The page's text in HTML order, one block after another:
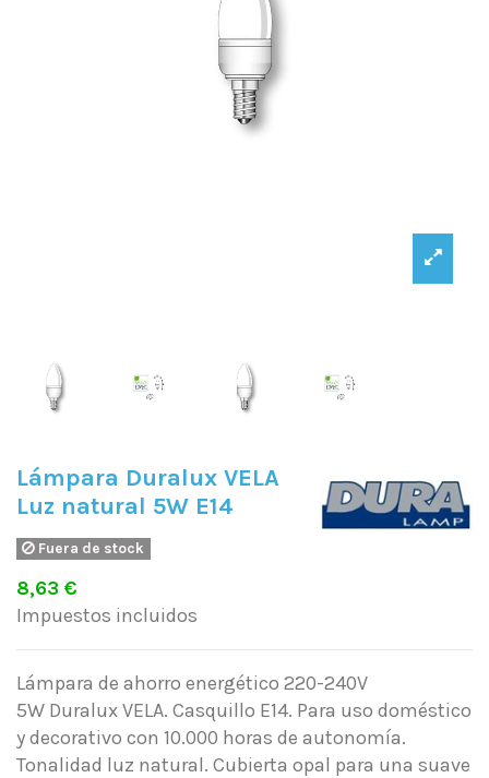
Lámpara Duralux VELA
Luz natural 5W E14
Fuera de stock
8,63 €
Impuestos incluidos
Lámpara de ahorro energético 220-240V
5W Duralux VELA. Casquillo E14. Para uso doméstico
y decorativo con 10.000 horas de autonomía.
Tonalidad luz natural. Cubierta opal para una suave